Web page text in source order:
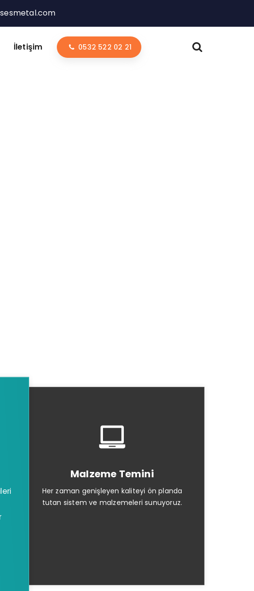
İletişim 0532 522 02 21
Malzeme Temini
Her zaman genişleyen kaliteyi ön planda
tutan sistem ve malzemeleri sunuyoruz.